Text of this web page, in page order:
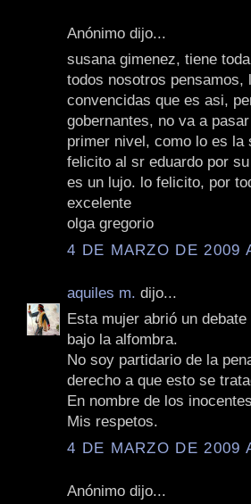
Anónimo dijo...
susana gimenez, tiene
todos nosotros pensamos,
convencidas que es asi,
gobernantes, no va a
primer nivel, como lo es la
felicito al sr eduardo por
es un lujo. lo felicito, por
excelente
olga gregorio
4 DE MARZO DE 2009
aquiles m. dijo...
Esta mujer abrió un
bajo la alfombra.
No soy partidario de la
derecho a que esto se
En nombre de los
Mis respetos.
4 DE MARZO DE 2009
Anónimo dijo...